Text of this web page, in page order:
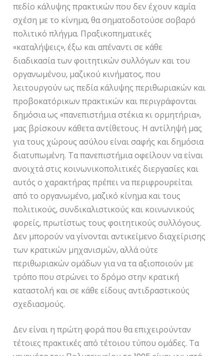
πεδίο κάλυψης πρακτικών που δεν έχουν καμία
σχέση με το κίνημα, θα σηματοδοτούσε σοβαρό
πολιτικό πλήγμα. Πραξικοπηματικές
«καταλήψεις», έξω και απέναντι σε κάθε
διαδικασία των φοιτητικών συλλόγων και του
οργανωμένου, μαζικού κινήματος, που
λειτουργούν ως πεδία κάλυψης περιθωριακών και
προβοκατόρικων πρακτικών και περιγράφονται
δημόσια ως «πανεπιστήμια στέκια κι ορμητήρια»,
μας βρίσκουν κάθετα αντίθετους. Η αντίληψή μας
για τους χώρους ασύλου είναι σαφής και δημόσια
διατυπωμένη. Τα πανεπιστήμια οφείλουν να είναι
ανοιχτά στις κοινωνικοπολιτικές διεργασίες και
αυτός ο χαρακτήρας πρέπει να περιφρουρείται
από το οργανωμένο, μαζικό κίνημα και τους
πολιτικούς, συνδικαλιστικούς και κοινωνικούς
φορείς, πρωτίστως τους φοιτητικούς συλλόγους.
Δεν μπορούν να γίνονται αντικείμενο διαχείρισης
των κρατικών μηχανισμών, αλλά ούτε
περιθωριακών ομάδων για να τα αξιοποιούν με
τρόπο που στρώνει το δρόμο στην κρατική
καταστολή και σε κάθε είδους αντιδραστικούς
σχεδιασμούς.
Δεν είναι η πρώτη φορά που θα επιχειρούνταν
τέτοιες πρακτικές από τέτοιου τύπου ομάδες. Τα